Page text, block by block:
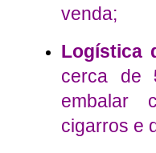
venda;
Logística
cerca de
embalar
cigarros e